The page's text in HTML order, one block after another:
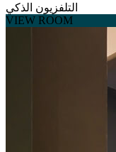
التلفزيون الذكي
VIEW ROOM